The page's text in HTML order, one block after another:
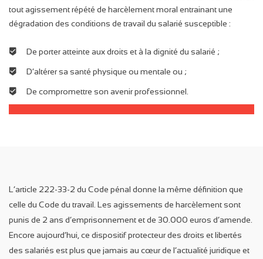
tout agissement répété de harcèlement moral entrainant une
dégradation des conditions de travail du salarié susceptible :
De porter atteinte aux droits et à la dignité du salarié ;
D’altérer sa santé physique ou mentale ou ;
De compromettre son avenir professionnel.
L’article 222-33-2 du Code pénal donne la même définition que
celle du Code du travail. Les agissements de harcèlement sont
punis de 2 ans d’emprisonnement et de 30.000 euros d’amende.
Encore aujourd’hui, ce dispositif protecteur des droits et libertés
des salariés est plus que jamais au cœur de l’actualité juridique et